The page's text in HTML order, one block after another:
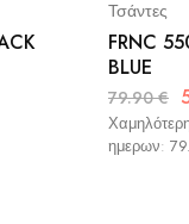
Τσάντες
FRNC
BLUE
79.90€
ημερων: